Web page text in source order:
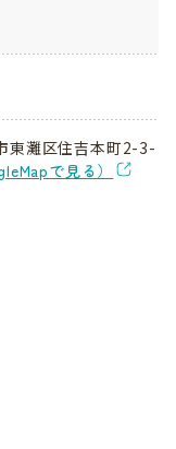
東灘区住吉本町2-3-
で見る）